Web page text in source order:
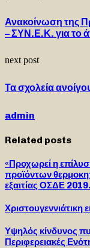
Ανακοίνωση της
– ΣΥΝ.Ε.Κ. για το
next post
Τα σχολεία
admin
Related posts
«Προχωρεί η
προϊόντων
εξαιτίας ΟΣΔΕ 2019.
Υψηλός κίνδυνος
Περιφερειακές